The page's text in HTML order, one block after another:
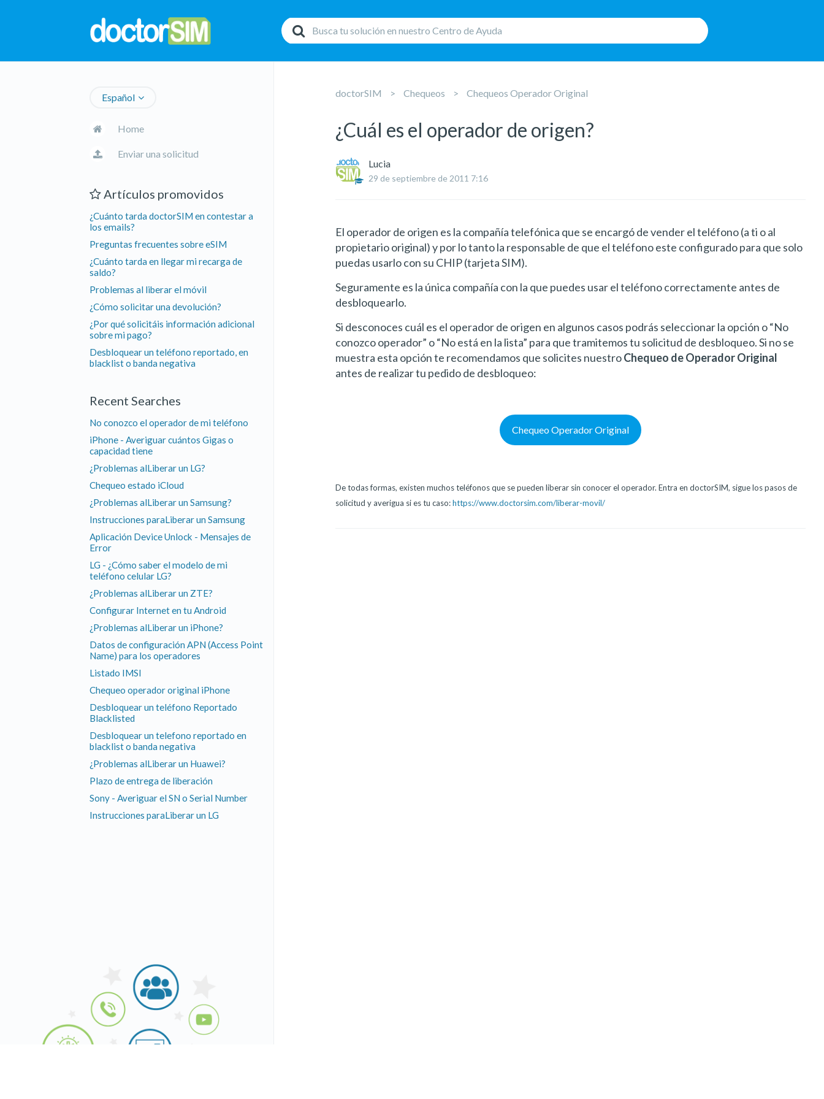
Español
Home
Enviar una solicitud
Artículos promovidos
¿Cuánto tarda doctorSIM en contestar a
los emails?
Preguntas frecuentes sobre eSIM
¿Cuánto tarda en llegar mi recarga de
saldo?
Problemas al liberar el móvil
¿Cómo solicitar una devolución?
¿Por qué solicitáis información adicional
sobre mi pago?
Desbloquear un teléfono reportado, en
blacklist o banda negativa
Recent Searches
No conozco el operador de mi teléfono
iPhone - Averiguar cuántos Gigas o
capacidad tiene
¿Problemas alLiberar un LG?
Chequeo estado iCloud
¿Problemas alLiberar un Samsung?
Instrucciones paraLiberar un Samsung
Aplicación Device Unlock - Mensajes de
Error
LG - ¿Cómo saber el modelo de mi
teléfono celular LG?
¿Problemas alLiberar un ZTE?
Configurar Internet en tu Android
¿Problemas alLiberar un iPhone?
Datos de configuración APN (Access Point
Name) para los operadores
Listado IMSI
Chequeo operador original iPhone
Desbloquear un teléfono Reportado
Blacklisted
Desbloquear un telefono reportado en
blacklist o banda negativa
¿Problemas alLiberar un Huawei?
Plazo de entrega de liberación
Sony - Averiguar el SN o Serial Number
Instrucciones paraLiberar un LG
doctorSIM Chequeos Chequeos Operador Original
¿Cuál es el operador de origen?
Lucia
29 de septiembre de 2011 7:16
El operador de origen es la compañía telefónica que se encargó de vender el teléfono (a ti o al
propietario original) y por lo tanto la responsable de que el teléfono este configurado para que solo
puedas usarlo con su CHIP (tarjeta SIM).
Seguramente es la única compañía con la que puedes usar el teléfono correctamente antes de
desbloquearlo.
Si desconoces cuál es el operador de origen en algunos casos podrás seleccionar la opción o “No
conozco operador” o “No está en la lista” para que tramitemos tu solicitud de desbloqueo. Si no se
muestra esta opción te recomendamos que solicites nuestroChequeo de Operador Original
antes de realizar tu pedido de desbloqueo:
Chequeo Operador Original
De todas formas, existen muchos teléfonos que se pueden liberar sin conocer el operador. Entra en doctorSIM, sigue los pasos de
solicitud y averigua si es tu caso:https://www.doctorsim.com/liberar-movil/